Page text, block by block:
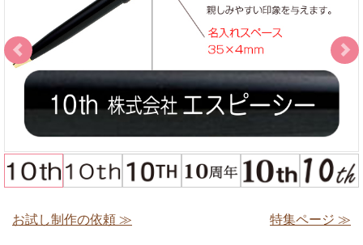
お試し制作の依頼 ≫ 特集ページ ≫